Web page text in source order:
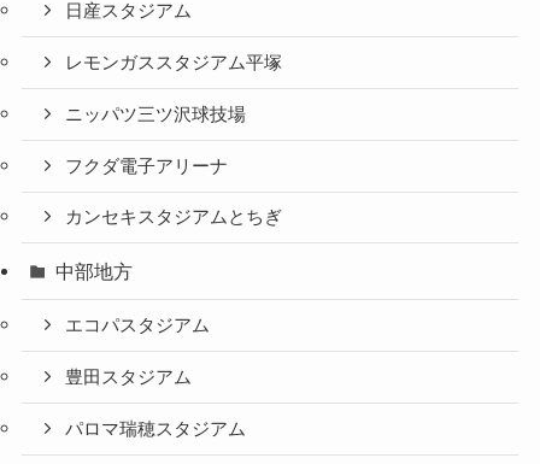
日産スタジアム
レモンガススタジアム平塚
ニッパツ三ツ沢球技場
フクダ電子アリーナ
カンセキスタジアムとちぎ
中部地方
エコパスタジアム
豊田スタジアム
パロマ瑞穂スタジアム